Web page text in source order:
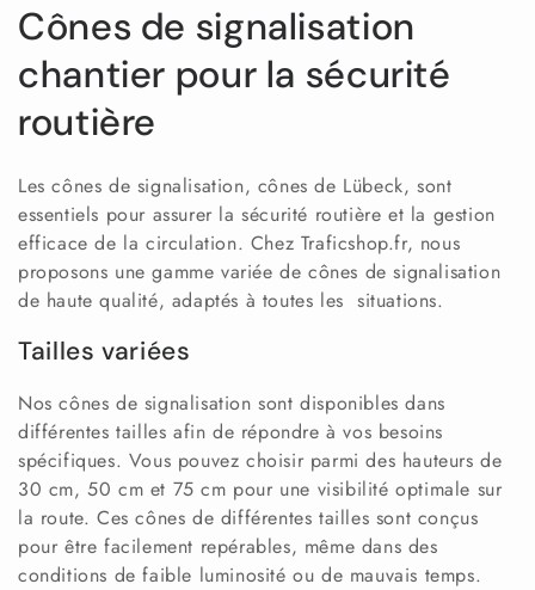
e
c
t
i
o
n
:
Cônes de signalisation
chantier pour la sécurité
routière
Les cônes de signalisation, cônes de Lübeck, sont
essentiels pour assurer la sécurité routière et la gestion
efficace de la circulation. Chez Traficshop.fr, nous
proposons une gamme variée de cônes de signalisation
de haute qualité, adaptés à toutes les situations.
Tailles variées
Nos cônes de signalisation sont disponibles dans
différentes tailles afin de répondre à vos besoins
spécifiques. Vous pouvez choisir parmi des hauteurs de
30 cm, 50 cm et 75 cm pour une visibilité optimale sur
la route. Ces cônes de différentes tailles sont conçus
pour être facilement repérables, même dans des
conditions de faible luminosité ou de mauvais temps.